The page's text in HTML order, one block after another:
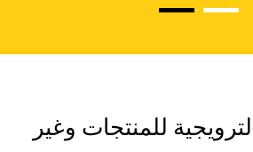
للمنتجات وغير